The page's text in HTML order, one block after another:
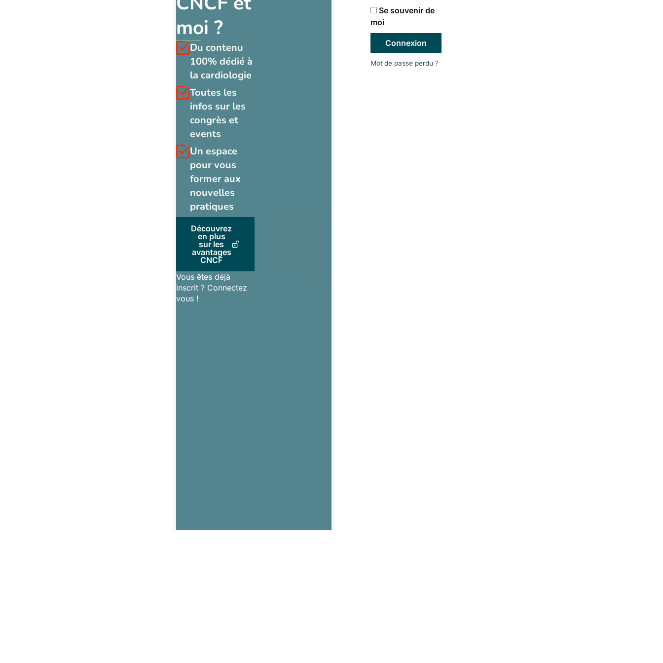
moi ?
Du contenu
100% dédié à
la cardiologie
Toutes les
infos sur les
congrès et
events
Un espace
pour vous
former aux
nouvelles
pratiques
Découvrez
en plus
sur les
avantages
CNCF
Vous êtes déjà
inscrit ? Connectez
vous !
Se souvenir de
moi
Connexion
Mot de passe perdu ?